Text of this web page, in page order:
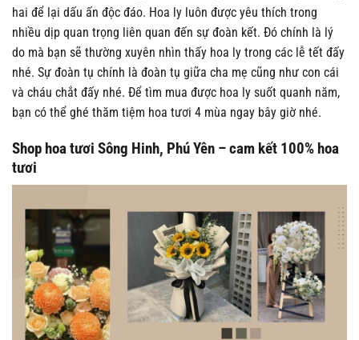
hai để lại dấu ấn độc đáo. Hoa ly luôn được yêu thích trong
nhiều dịp quan trọng liên quan đến sự đoàn kết. Đó chính là lý
do mà bạn sẽ thường xuyên nhìn thấy hoa ly trong các lễ tết đấy
nhé. Sự đoàn tụ chính là đoàn tụ giữa cha mẹ cũng như con cái
và cháu chắt đấy nhé. Để tìm mua được hoa ly suốt quanh năm,
bạn có thể ghé thăm tiệm hoa tươi 4 mùa ngay bây giờ nhé.
Shop hoa tươi Sông Hinh, Phú Yên – cam kết 100% hoa
tươi